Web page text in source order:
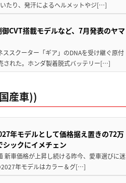
たり、発汗によるヘルメットやジ[…]
CVT搭載モデルなど、7月発表のヤマ
スクーター「ギア」のDNAを受け継ぐ原付
された。ホンダ製着脱式バッテリー[…]
産車))
年モデルとして価格据え置きの72万
ックにイメチェン
車価格が上昇し続ける昨今、愛車選びに迷
2027年モデルはカラー＆グ[…]